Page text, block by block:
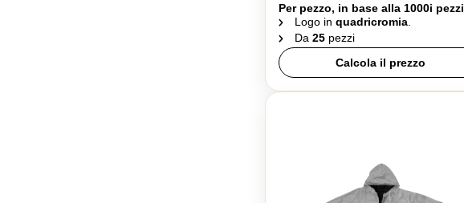
Per pezzo, in base alla 1000i pezzi
Logo in quadricromia
Da 25 pezzi
Calcola il prezzo